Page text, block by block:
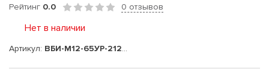
Рейтинг 0.0 0 отзывов
Нет в наличии
Артикул: ВБИ-М12-65УР-2121-3,7